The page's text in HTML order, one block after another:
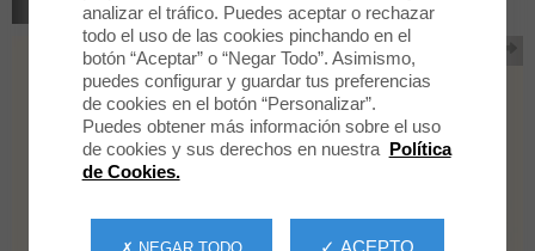
VOLVER AL LISTADO
analizar el tráfico. Puedes aceptar o rechazar
todo el uso de las cookies pinchando en el
botón “Aceptar” o “Negar Todo”. Asimismo,
puedes configurar y guardar tus preferencias
de cookies en el botón “Personalizar”.
Puedes obtener más información sobre el uso
de cookies y sus derechos en nuestra Política
de Cookies.
✓ ACEPTO
✗ NEGAR TODO